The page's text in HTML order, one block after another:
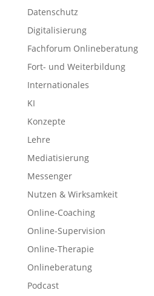
Datenschutz
Digitalisierung
Fachforum Onlineberatung
Fort- und Weiterbildung
Internationales
KI
Konzepte
Lehre
Mediatisierung
Messenger
Nutzen & Wirksamkeit
Online-Coaching
Online-Supervision
Online-Therapie
Onlineberatung
Podcast